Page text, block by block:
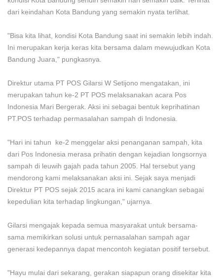
dari keindahan Kota Bandung yang semakin nyata terlihat.
"Bisa kita lihat, kondisi Kota Bandung saat ini semakin lebih indah.
Ini merupakan kerja keras kita bersama dalam mewujudkan Kota
Bandung Juara," pungkasnya.
Direktur utama PT POS Gilarsi W Setijono mengatakan, ini
merupakan tahun ke-2 PT POS melaksanakan acara Pos
Indonesia Mari Bergerak. Aksi ini sebagai bentuk keprihatinan
PT.POS terhadap permasalahan sampah di Indonesia.
"Hari ini tahun ke-2 menggelar aksi penanganan sampah, kita
dari Pos Indonesia merasa prihatin dengan kejadian longsornya
sampah di leuwih gajah pada tahun 2005. Hal tersebut yang
mendorong kami melaksanakan aksi ini. Sejak saya menjadi
Direktur PT POS sejak 2015 acara ini kami canangkan sebagai
kepedulian kita terhadap lingkungan," ujarnya.
Gilarsi mengajak kepada semua masyarakat untuk bersama-
sama memikirkan solusi untuk pernasalahan sampah agar
generasi kedepannya dapat mencontoh kegiatan positif tersebut.
"Hayu mulai dari sekarang, gerakan siapapun orang disekitar kita